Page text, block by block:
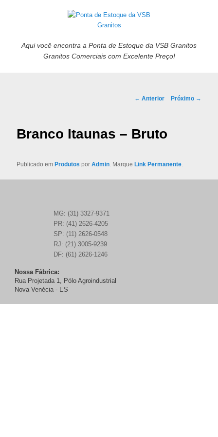
Aqui você encontra a Ponta de Estoque da VSB Granitos
Granitos Comerciais com Excelente Preço!
Navegação de posts
← Anterior Próximo →
Branco Itaunas – Bruto
Publicado em Produtos porAdmin. Marque Link Permanente.
MG: (31) 3327-9371
PR: (41) 2626-4205
SP: (11) 2626-0548
RJ: (21) 3005-9239
DF: (61) 2626-1246
Nossa Fábrica:
Rua Projetada 1, Pólo Agroindustrial
Nova Venécia - ES